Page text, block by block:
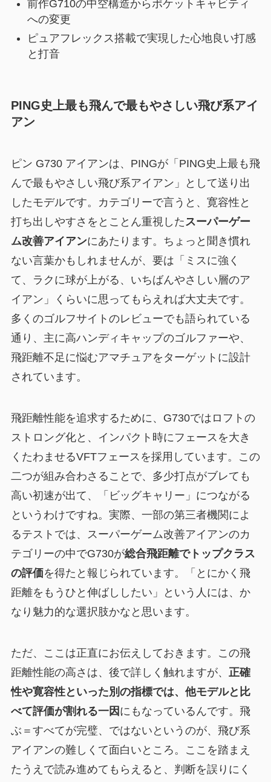
前作G710の中空構造からポケットキャビティ
への変更
ピュアフレックス搭載で実現した心地良い打感
と打音
PING史上最も飛んで最もやさしい飛び系アイ
アン
ピン G730 アイアンは、PINGが「PING史上最も飛
んで最もやさしい飛び系アイアン」として送り出
したモデルです。カテゴリーで言うと、寛容性と
打ち出しやすさをとことん重視したスーパーゲー
ム改善アイアンにあたります。ちょっと聞き慣れ
ない言葉かもしれませんが、要は「ミスに強く
て、ラクに球が上がる、いちばんやさしい層のア
イアン」くらいに思ってもらえれば大丈夫です。
多くのゴルフサイトのレビューでも語られている
通り、主に高ハンディキャップのゴルファーや、
飛距離不足に悩むアマチュアをターゲットに設計
されています。
飛距離性能を追求するために、G730ではロフトの
ストロング化と、インパクト時にフェースを大き
くたわませるVFTフェースを採用しています。この
二つが組み合わさることで、多少打点がブレても
高い初速が出て、「ビッグキャリー」につながる
というわけですね。実際、一部の第三者機関によ
るテストでは、スーパーゲーム改善アイアンのカ
テゴリーの中でG730が総合飛距離でトップクラス
の評価を得たと報じられています。「とにかく飛
距離をもうひと伸ばししたい」という人には、か
なり魅力的な選択肢かなと思います。
ただ、ここは正直にお伝えしておきます。この飛
距離性能の高さは、後で詳しく触れますが、 正確
性や寛容性といった別の指標では、他モデルと比
べて評価が割れる一因 にもなっているんです。飛
ぶ＝すべてが完璧、ではないというのが、飛び系
アイアンの難しくて面白いところ。ここを踏まえ
たうえで読み進めてもらえると、判断を誤りにく